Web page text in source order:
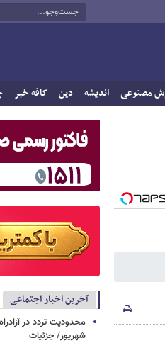
مصنوعی اندیشه دین کافه خبر
آخرین اخبار اجتماعی
شهریور/ جزئیات